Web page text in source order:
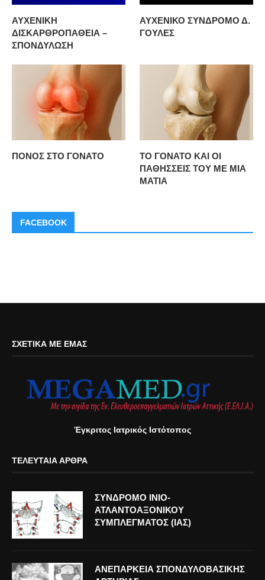
ΑΥΧΕΝΙΚΗ
ΔΙΣΚΑΡΘΡΟΠΑΘΕΙΑ –
ΣΠΟΝΔΥΛΩΣΗ
ΑΥΧΕΝΙΚΟ ΣΥΝΔΡΟΜΟ Δ.
ΓΟΥΛΕΣ
ΠΟΝΟΣ ΣΤΟ ΓΟΝΑΤΟ
ΤΟ ΓΟΝΑΤΟ ΚΑΙ ΟΙ
ΠΑΘΗΣΣΕΙΣ ΤΟΥ ΜΕ ΜΙΑ
ΜΑΤΙΑ
FACEBOOK
ΣΧΕΤΙΚΆ ΜΕ ΕΜΆΣ
Έγκριτος Ιατρικός Ιστότοπος
ΤΕΛΕΥΤΑΊΑ ΆΡΘΡΑ
ΣΥΝΔΡΟΜΟ ΙΝΙΟ-
ΑΤΛΑΝΤΟΑΞΟΝΙΚΟΥ
ΣΥΜΠΛΕΓΜΑΤΟΣ (ΙΑΣ)
ΑΝΕΠΑΡΚΕΙΑ ΣΠΟΝΔΥΛΟΒΑΣΙΚΗΣ